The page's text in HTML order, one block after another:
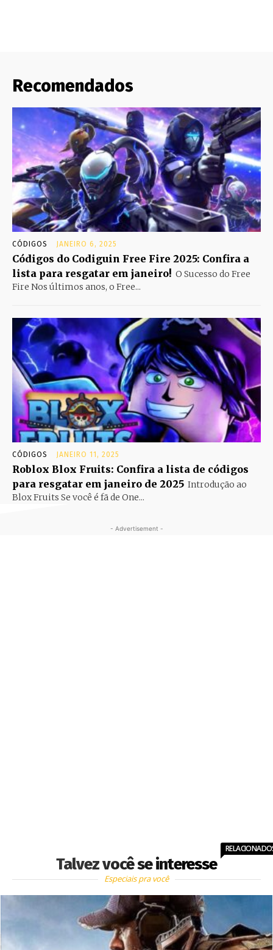
Recomendados
CÓDIGOS JANEIRO 6, 2025
Códigos do Codiguin Free Fire 2025: Confira a
lista para resgatar em janeiro! O Sucesso do Free
Fire Nos últimos anos, o Free...
CÓDIGOS JANEIRO 11, 2025
Roblox Blox Fruits: Confira a lista de códigos
para resgatar em janeiro de 2025 Introdução ao
Blox Fruits Se você é fã de One...
- Advertisement -
Talvez você se interesse
Especiais pra você